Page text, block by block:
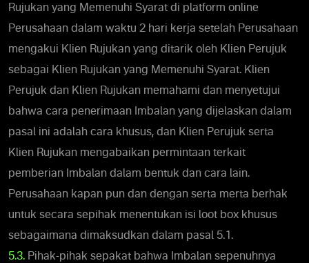
Rujukan yang Memenuhi Syarat di platform online
Perusahaan dalam waktu 2 hari kerja setelah Perusahaan
mengakui Klien Rujukan yang ditarik oleh Klien Perujuk
sebagai Klien Rujukan yang Memenuhi Syarat. Klien
Perujuk dan Klien Rujukan memahami dan menyetujui
bahwa cara penerimaan Imbalan yang dijelaskan dalam
pasal ini adalah cara khusus, dan Klien Perujuk serta
Klien Rujukan mengabaikan permintaan terkait
pemberian Imbalan dalam bentuk dan cara lain.
Perusahaan kapan pun dan dengan serta merta berhak
untuk secara sepihak menentukan isi loot box khusus
sebagaimana dimaksudkan dalam pasal 5.1.
5.3. Pihak-pihak sepakat bahwa Imbalan sepenuhnya